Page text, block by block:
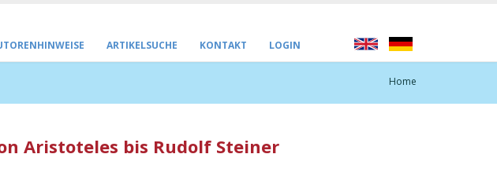
ARTIKELSUCHE KONTAKT LOGIN
Home
Aristoteles bis Rudolf Steiner